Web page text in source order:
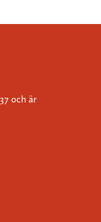
och är